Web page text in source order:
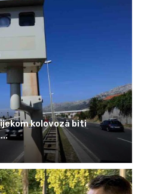
kolovoza biti